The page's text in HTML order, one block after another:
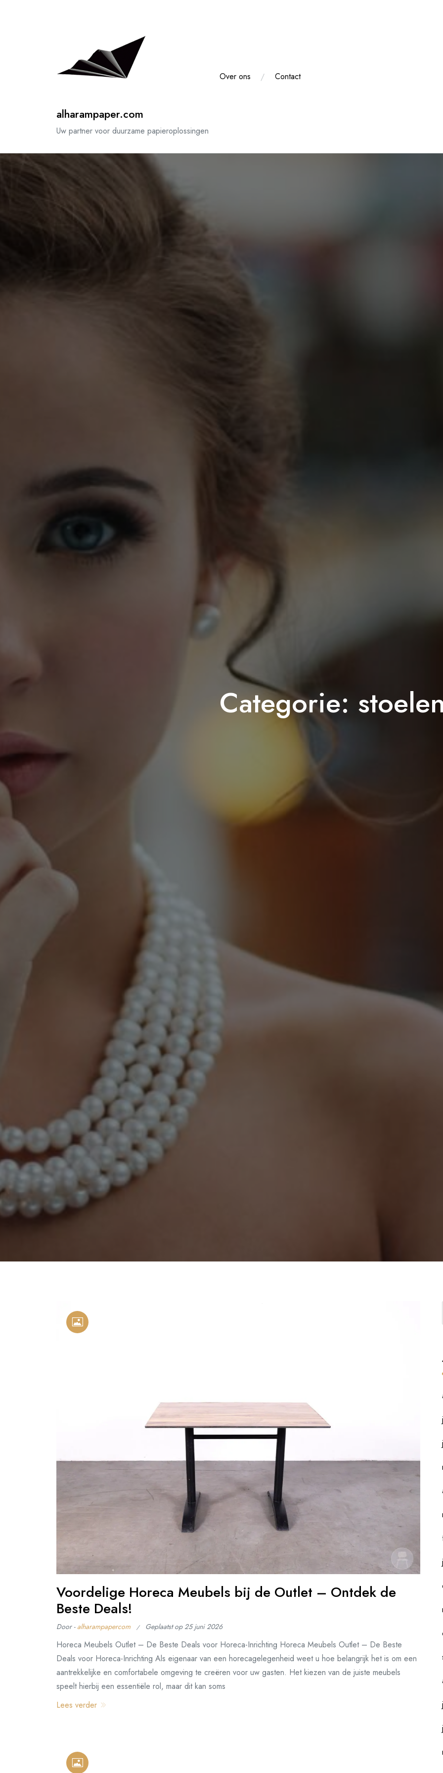
alharampaper.com
Uw partner voor duurzame papieroplossingen
Over ons Contact
Categorie:
Voordelige Horeca Meubels bij de Outlet – Ontdek de
Beste Deals!
Door - alharampapercom Geplaatst op25 juni 2026
Horeca Meubels Outlet – De Beste Deals voor Horeca-Inrichting Horeca Meubels Outlet – De Beste
Deals voor Horeca-Inrichting Als eigenaar van een horecagelegenheid weet u hoe belangrijk het is om een
aantrekkelijke en comfortabele omgeving te creëren voor uw gasten. Het kiezen van de juiste meubels
speelt hierbij een essentiële rol, maar dit kan soms
Lees verder